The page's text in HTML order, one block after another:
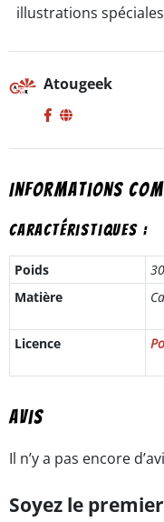
illustrations spéciales
Atougeek
Informations
Caractéristiques :
Poids
Matière
Licence
Avis
Il n’y a pas encore
Soyez le